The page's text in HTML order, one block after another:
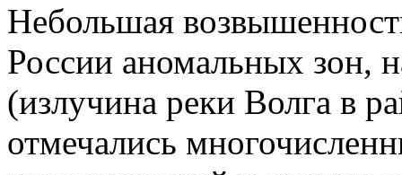
Небольшая
России аномальных зон,
(излучина реки Волга в
отмечались